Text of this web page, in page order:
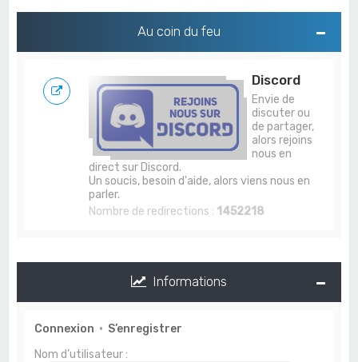
Au coin du feu
Discord
Envie de
discuter ou
de partager,
alors rejoins
nous en
direct sur Discord.
Un soucis, besoin d'aide, alors viens nous en
parler.
Nombre de redirections : 1452218
Informations
Connexion • S’enregistrer
Nom d’utilisateur :